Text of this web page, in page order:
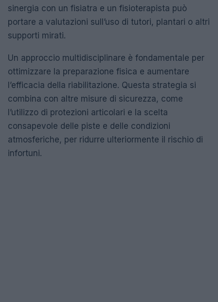
sinergia con un fisiatra e un fisioterapista può
portare a valutazioni sull’uso di tutori, plantari o altri
supporti mirati.
Un approccio multidisciplinare è fondamentale per
ottimizzare la preparazione fisica e aumentare
l’efficacia della riabilitazione. Questa strategia si
combina con altre misure di sicurezza, come
l’utilizzo di protezioni articolari e la scelta
consapevole delle piste e delle condizioni
atmosferiche, per ridurre ulteriormente il rischio di
infortuni.